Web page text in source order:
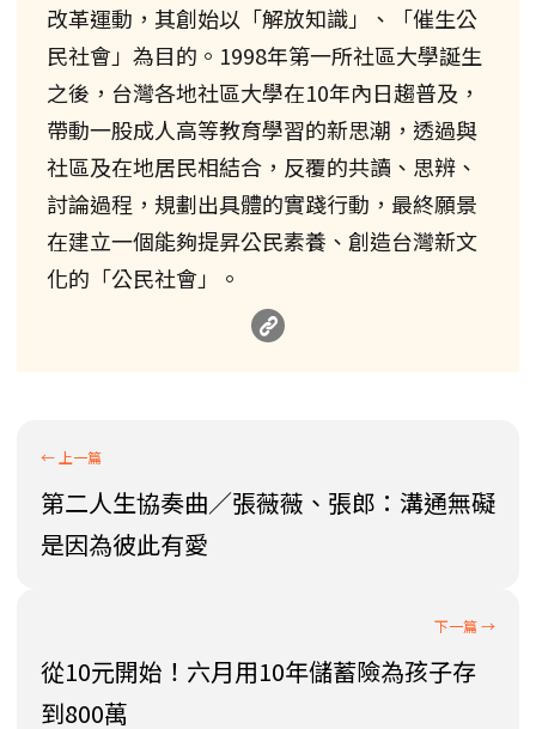
改革運動，其創始以「解放知識」、「催生公
民社會」為目的。1998年第一所社區大學誕生
之後，台灣各地社區大學在10年內日趨普及，
帶動一股成人高等教育學習的新思潮，透過與
社區及在地居民相結合，反覆的共讀、思辨、
討論過程，規劃出具體的實踐行動，最終願景
在建立一個能夠提昇公民素養、創造台灣新文
化的「公民社會」。
第二人生協奏曲／張薇薇、張郎：溝通無礙
是因為彼此有愛
從10元開始！六月用10年儲蓄險為孩子存
到800萬